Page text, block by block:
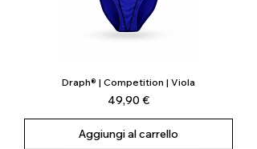
Draph® | Competition | Viola
Prezzo
49,90 €
Aggiungi al carrello